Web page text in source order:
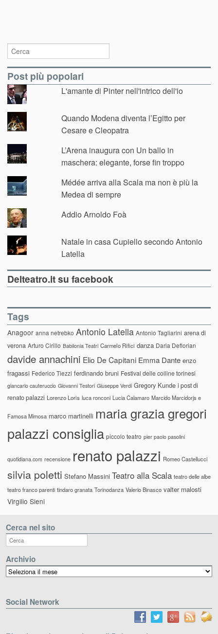
Post più popolari
L'amante di Pinter nell'intrico dell'io
Quando Modena diventa l’Egitto per
Cesare e Cleopatra
L’Arena inaugura con Un ballo in
maschera: elegante, forse fin troppo
Médée arriva alla Scala ma non è più la
Medea di sempre
Addio Arnoldo Foà
Natale in casa Cupiello secondo Antonio
Latella
Delteatro.it su facebook
Tags
Anagoor anna netrebko Antonio Latella Antonio Tagliarini arena di
verona Arturo Cirillo Babilonia Teatri Carmelo Rifici danza Daria Deflorian
davide annachini Elio De Capitani Emma Dante enzo
fragassi Federico Tiezzi ferdinando bruni Festival delle colline torinesi
giancarlo cauteruccio Giovanni Testori Giuseppe Verdi Gregory Kunde i post di
renato palazzi Lorenzo Loris luca ronconi Lucia Calamaro Marcido Marcidorjs e
Famosa Mimosa marco martinelli maria grazia gregori
palazzi consiglia piccolo teatro pier paolo pasolini
quotidiana.com recensione renato palazzi Romeo Castellucci
silvia poletti Stefano Massini Teatro alla Scala teatro delle albe
teatro franco parenti tindaro granata Torinodanza Valerio Binasco valter malosti
Virgilio Sieni
Cerca nel sito
Archivio
Archivio
Social Network